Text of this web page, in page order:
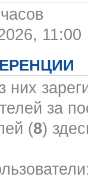
11:00
них
за
(8)